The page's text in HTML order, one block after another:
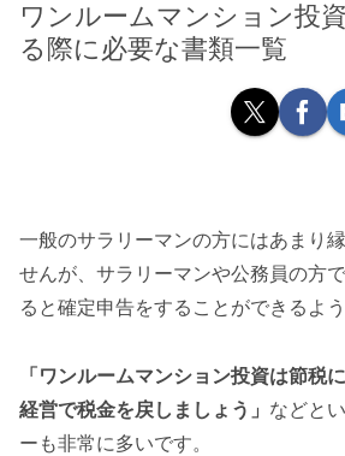
ワンルームマンション投
る際に必要な書類一覧
一般のサラリーマンの方にはあまり
せんが、サラリーマンや公務員の方
ると確定申告をすることができるよう
「ワンルームマンション投資は節税
経営で税金を戻しましょう」 などと
ーも非常に多いです。